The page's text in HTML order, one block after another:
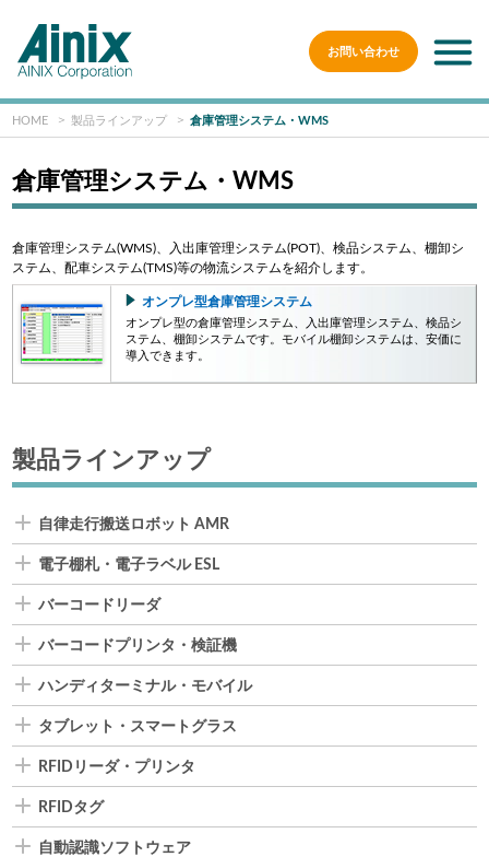
お問い合わせ
HOME 製品ラインアップ 倉庫管理システム・WMS
製品ラインアップ
自律走行搬送ロボット AMR
電子棚札・電子ラベル ESL
バーコードリーダ
バーコードプリンタ・検証機
ハンディターミナル・モバイル
タブレット・スマートグラス
RFIDリーダ・プリンタ
RFIDタグ
自動認識ソフトウェア
倉庫管理システム・WMS
倉庫管理システム(WMS)、入出庫管理システム(POT)、検品システム、棚卸シ
ステム、配車システム(TMS)等の物流システムを紹介します。
オンプレ型倉庫管理システム
オンプレ型の倉庫管理システム、入出庫管理システム、検品シ
ステム、棚卸システムです。モバイル棚卸システムは、安価に
導入できます。